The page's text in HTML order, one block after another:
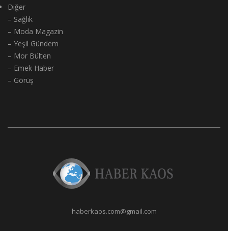
Diğer
– Sağlık
– Moda Magazin
– Yeşil Gündem
– Mor Bülten
– Emek Haber
– Görüş
haberkaos.com@gmail.com